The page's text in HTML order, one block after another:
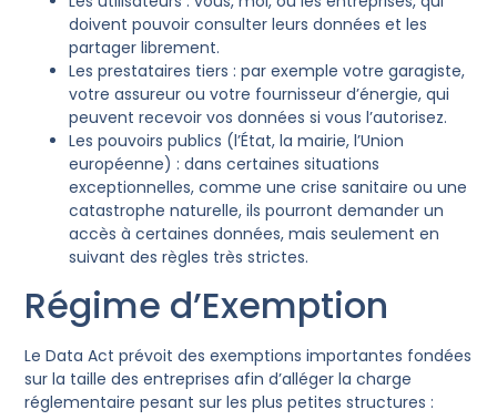
doivent pouvoir consulter leurs données et les
partager librement.
Les prestataires tiers : par exemple votre garagiste,
votre assureur ou votre fournisseur d’énergie, qui
peuvent recevoir vos données si vous l’autorisez.
Les pouvoirs publics (l’État, la mairie, l’Union
européenne) : dans certaines situations
exceptionnelles, comme une crise sanitaire ou une
catastrophe naturelle, ils pourront demander un
accès à certaines données, mais seulement en
suivant des règles très strictes.
Régime d’Exemption
Le Data Act prévoit des exemptions importantes fondées
sur la taille des entreprises afin d’alléger la charge
réglementaire pesant sur les plus petites structures :